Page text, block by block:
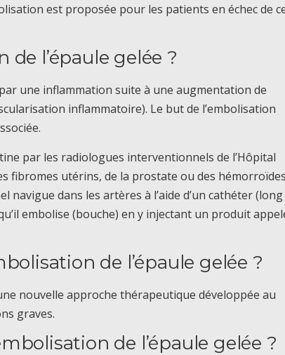
est proposée pour les patients en échec de
de l’épaule gelée ?
une inflammation suite à une augmentation de
inflammatoire). Le but de l’embolisation
par les radiologues interventionnels de l’Hôpital
fibromes utérins, de la prostate ou des
dans les artères à l’aide d’un cathéter (long
embolise (bouche) en y injectant un produit
de l’épaule gelée ?
nouvelle approche thérapeutique développée au
graves.
de l’épaule gelée ?